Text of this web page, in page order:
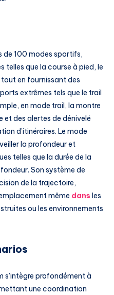
de 100 modes sportifs,
que la course à pied, le
en fournissant des
extrêmes tels que le trail
en mode trail, la montre
des alertes de dénivelé
d’itinéraires. Le mode
la profondeur et
telles que la durée de la
Son système de
de la trajectoire,
même dans les
ou les environnements
s’intègre profondément à
une coordination